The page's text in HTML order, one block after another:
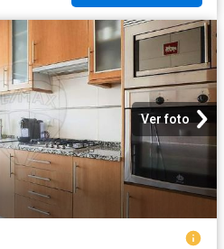
Ver foto